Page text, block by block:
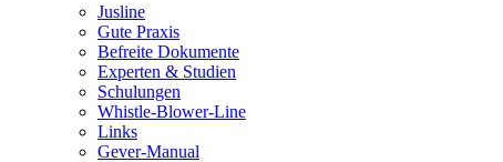
Jusline
Gute Praxis
Befreite Dokumente
Experten & Studien
Schulungen
Whistle-Blower-Line
Links
Gever-Manual